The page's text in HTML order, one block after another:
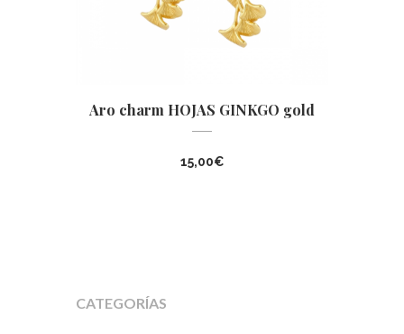
Aro charm HOJAS GINKGO gold
15,00€
CATEGORÍAS